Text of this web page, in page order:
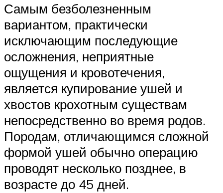
Самым безболезненным
вариантом, практически
исключающим последующие
осложнения, неприятные
ощущения и кровотечения,
является купирование ушей и
хвостов крохотным существам
непосредственно во время родов.
Породам, отличающимся сложной
формой ушей обычно операцию
проводят несколько позднее, в
возрасте до 45 дней.